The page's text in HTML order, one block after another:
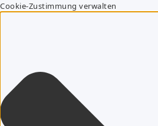
Cookie-Zustimmung verwalten